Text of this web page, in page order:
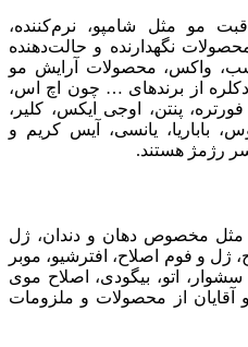
مو مثل شامپو، نرم‌کننده،
نگهدارنده و حالت‌دهنده
واکس، محصولات آرایش مو
از برندهای … چون اچ اس،
پنتن، اوجی ایکس، کلیر،
باباریا، یانسی، آیس کریم و
رژمژ هستند.
مثل مخصوص دهان و دندان، ژل
ژل و فوم اصلاح، افترشیو، موبر
اتو، بیگودی، اصلاح موی
آقایان از محصولات و ملزومات